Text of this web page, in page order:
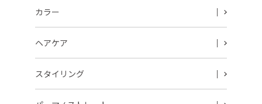
カラー
ヘアケア
スタイリング